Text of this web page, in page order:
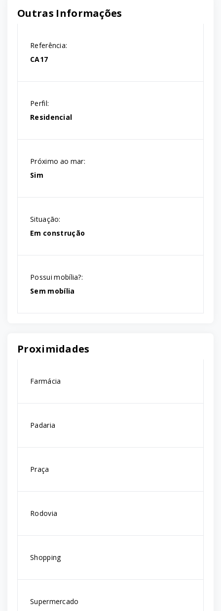
Outras Informações
Referência:
CA17
Perfil:
Residencial
Próximo ao mar:
Sim
Situação:
Em construção
Possui mobília?:
Sem mobília
Proximidades
Farmácia
Padaria
Praça
Rodovia
Shopping
Supermercado